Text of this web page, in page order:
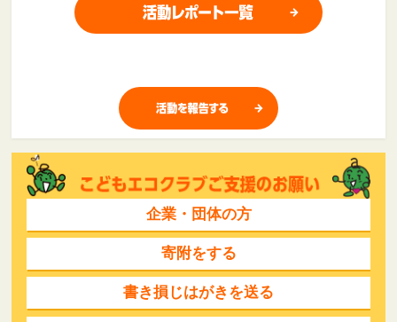
企業・団体の方
寄附をする
書き損じはがきを送る